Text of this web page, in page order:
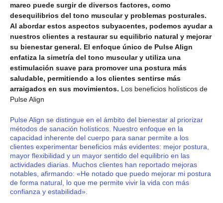
mareo puede surgir de diversos factores, como
desequilibrios del tono muscular y problemas posturales.
Al abordar estos aspectos subyacentes, podemos ayudar a
nuestros clientes a restaurar su equilibrio natural y mejorar
su bienestar general. El enfoque único de Pulse Align
enfatiza la simetría del tono muscular y utiliza una
estimulación suave para promover una postura más
saludable, permitiendo a los clientes sentirse más
arraigados en sus movimientos. Los beneficios holísticos de
Pulse Align
Pulse Align se distingue en el ámbito del bienestar al priorizar
métodos de sanación holísticos. Nuestro enfoque en la
capacidad inherente del cuerpo para sanar permite a los
clientes experimentar beneficios más evidentes: mejor postura,
mayor flexibilidad y un mayor sentido del equilibrio en las
actividades diarias. Muchos clientes han reportado mejoras
notables, afirmando: «He notado que puedo mejorar mi postura
de forma natural, lo que me permite vivir la vida con más
confianza y estabilidad».